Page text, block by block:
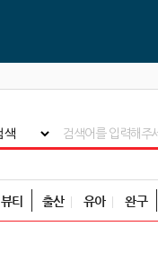
뷰티 출산 유아 완구